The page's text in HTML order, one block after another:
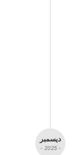
ديسمبر
- 2025 -